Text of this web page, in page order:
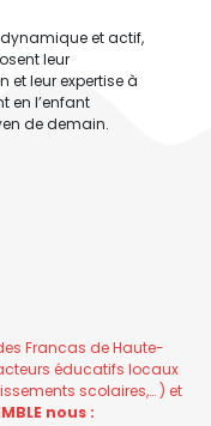
et actif,
leur
et leur expertise à
en l’enfant
de demain.
Francas de Haute-
éducatifs locaux
scolaires,… ) et
nous :